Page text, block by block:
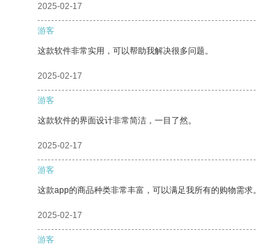
2025-02-17
游客
这款软件非常实用，可以帮助我解决很多问题。
2025-02-17
游客
这款软件的界面设计非常简洁，一目了然。
2025-02-17
游客
这款app的商品种类非常丰富，可以满足我所有的购物需求。
2025-02-17
游客